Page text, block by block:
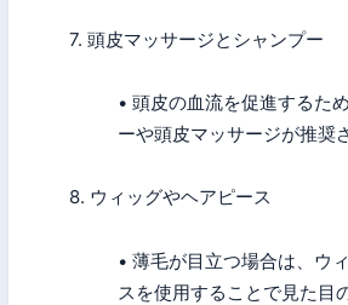
7. 頭皮マッサージとシャンプー
• 頭皮の血流を促進するた
ーや頭皮マッサージが推奨
8. ウィッグやヘアピース
• 薄毛が目立つ場合は、ウ
スを使用することで見た目